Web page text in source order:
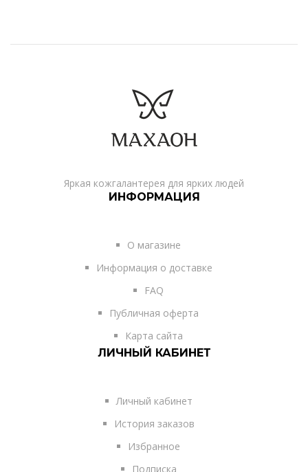
Яркая кожгалантерея для ярких людей
ИНФОРМАЦИЯ
О магазине
Информация о доставке
FAQ
Публичная оферта
Карта сайта
ЛИЧНЫЙ КАБИНЕТ
Личный кабинет
История заказов
Избранное
Подписка